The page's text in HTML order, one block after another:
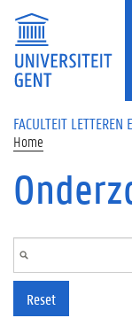
Overslaan en naar de
FACULTEIT LETTEREN
Home
Reset